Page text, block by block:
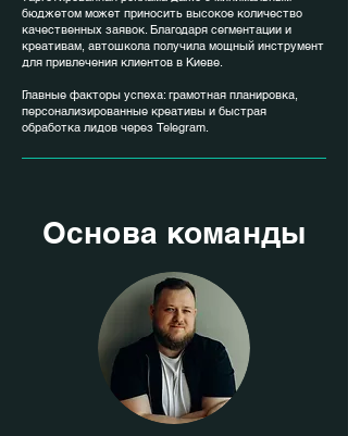
бюджетом может приносить высокое количество
качественных заявок. Благодаря сегментации и
креативам, автошкола получила мощный инструмент
для привлечения клиентов в Киеве.
Главные факторы успеха: грамотная планировка,
персонализированные креативы и быстрая
обработка лидов через Telegram.
Основа команды